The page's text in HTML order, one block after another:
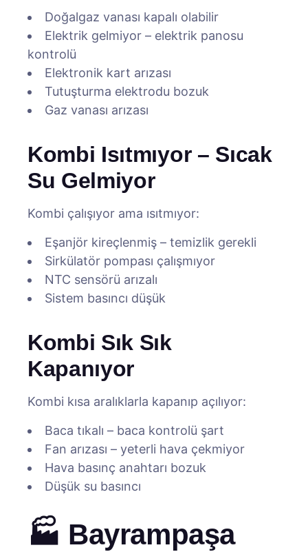
Doğalgaz vanası kapalı olabilir
Elektrik gelmiyor – elektrik panosu
kontrolü
Elektronik kart arızası
Tutuşturma elektrodu bozuk
Gaz vanası arızası
Kombi Isıtmıyor – Sıcak
Su Gelmiyor
Kombi çalışıyor ama ısıtmıyor:
Eşanjör kireçlenmiş – temizlik gerekli
Sirkülatör pompası çalışmıyor
NTC sensörü arızalı
Sistem basıncı düşük
Kombi Sık Sık
Kapanıyor
Kombi kısa aralıklarla kapanıp açılıyor:
Baca tıkalı – baca kontrolü şart
Fan arızası – yeterli hava çekmiyor
Hava basınç anahtarı bozuk
Düşük su basıncı
🏭 Bayrampaşa